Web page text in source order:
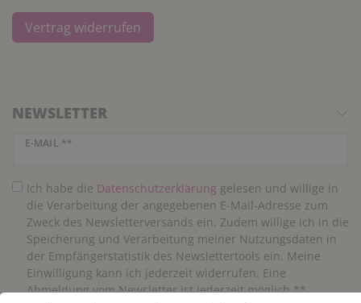
Vertrag widerrufen
NEWSLETTER
E-MAIL **
Newsletter Honig
Ich habe die Daten­schutz­erklärung gelesen und willige in
die Verarbeitung der angegebenen E-Mail-Adresse zum
Zweck des Newsletterversands ein. Zudem willige ich in die
Speicherung und Verarbeitung meiner Nutzungsdaten in
der Empfängerstatistik des Newslettertools ein. Meine
Einwilligung kann ich jederzeit widerrufen. Eine
Abmeldung vom Newsletter ist jederzeit möglich.**